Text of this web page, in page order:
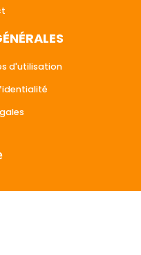
d'utilisation